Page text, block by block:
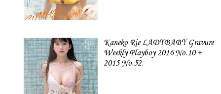
Kaneko Rie LADYBABY Gravure
Weekly Playboy 2016 No.10 +
2015 No.52.